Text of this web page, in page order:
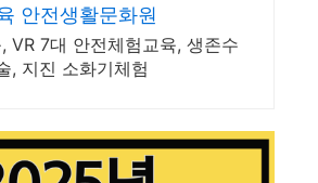
안전생활문화원
VR 7대 안전체험교육, 생존수
, 지진 소화기체험